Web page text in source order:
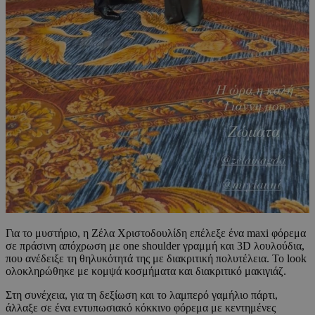
Για το μυστήριο, η Ζέλα Χριστοδουλίδη επέλεξε ένα maxi φόρεμα
σε πράσινη απόχρωση με one shoulder γραμμή και 3D λουλούδια,
που ανέδειξε τη θηλυκότητά της με διακριτική πολυτέλεια. Το look
ολοκληρώθηκε με κομψά κοσμήματα και διακριτικό μακιγιάζ.
Στη συνέχεια, για τη δεξίωση και το λαμπερό γαμήλιο πάρτι,
άλλαξε σε ένα εντυπωσιακό κόκκινο φόρεμα με κεντημένες